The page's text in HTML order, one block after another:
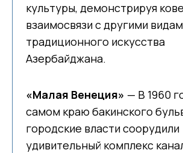
культуры, демонстрируя
взаимосвязи с другими
традиционного искусства
Азербайджана.
«Малая Венеция» — В 1960
самом краю бакинского
городские власти соорудили
удивительный комплекс